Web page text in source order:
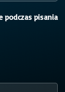
podczas pisania